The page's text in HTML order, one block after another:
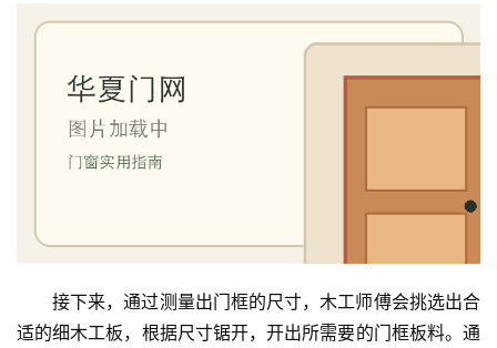
首
接下来，通过测量出门框的尺寸，木工师傅会挑选出合
适的细木工板，根据尺寸锯开，开出所需要的门框板料。通